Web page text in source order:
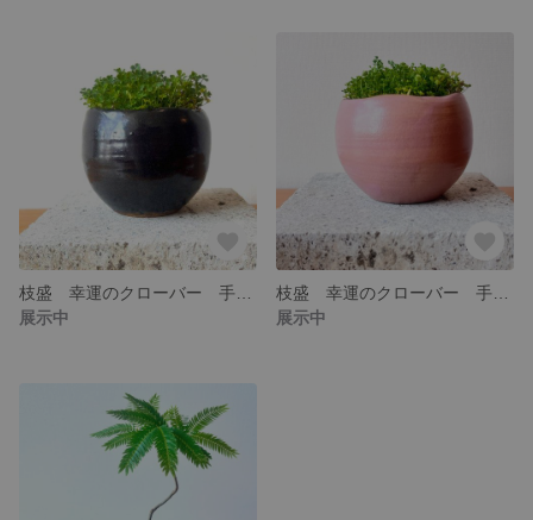
展示中
展示中